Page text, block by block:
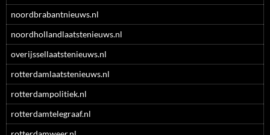
noordbrabantnieuws.nl
noordhollandlaatstenieuws.nl
overijssellaatstenieuws.nl
rotterdamlaatstenieuws.nl
rotterdampolitiek.nl
rotterdamtelegraaf.nl